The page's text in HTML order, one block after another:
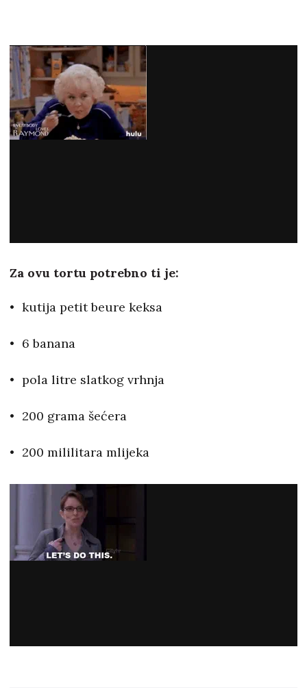
Za ovu tortu potrebno ti je:
kutija petit beure keksa
6 banana
pola litre slatkog vrhnja
200 grama šećera
200 mililitara mlijeka